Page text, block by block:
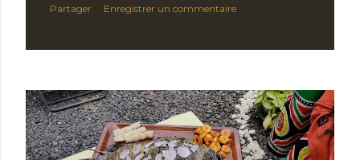
Partager Enregistrer un commentaire